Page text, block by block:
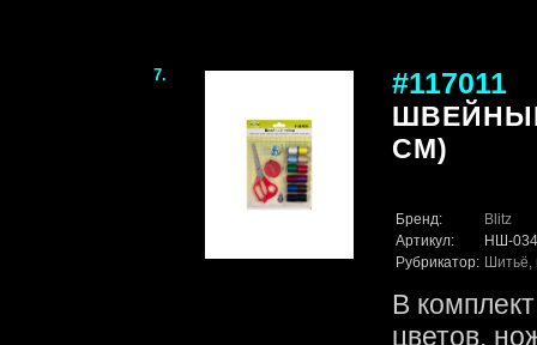
7. #117011
СМ)
Бренд:
Blitz
Артикул:
НШ-034
Рубрикатор: Шитьё,
В
цветов,